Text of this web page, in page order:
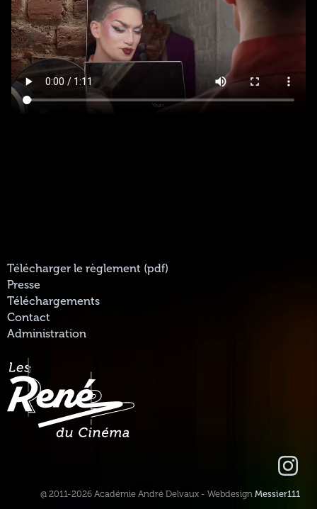
Télécharger le règlement (pdf)
Presse
Téléchargements
Contact
Administration
@ 2011-2026 Académie André Delvaux - WebdesignMessier111